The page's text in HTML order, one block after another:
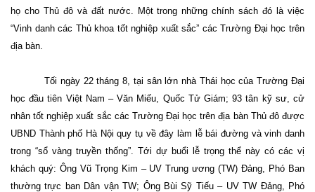
họ cho Thủ đô và đất nước. Một trong những chính sách đó là việc
“Vinh danh các Thủ khoa tốt nghiệp xuất sắc” các Trường Đại học trên
địa bàn.
Tối ngày 22 tháng 8, tại sân lớn nhà Thái học của Trường Đại
học đầu tiên Việt Nam – Văn Miếu, Quốc Tử Giám; 93 tân kỹ sư, cử
nhân tốt nghiệp xuất sắc các Trường Đại học trên địa bàn Thủ đô được
UBND Thành phố Hà Nội quy tụ về đây làm lễ bái đường và vinh danh
trong “sổ vàng truyền thống”. Tới dự buổi lễ trọng thể này có các vị
khách quý: Ông Vũ Trọng Kim – UV Trung ương (TW) Đảng, Phó Ban
thường trực ban Dân vận TW; Ông Bùi Sỹ Tiếu – UV TW Đảng, Phó